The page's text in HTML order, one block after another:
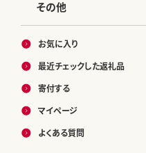
その他
お気に入り
最近チェックした返礼品
寄付する
マイページ
よくある質問